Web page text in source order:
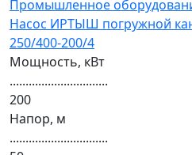
Насос ИРТЫШ погружной
250/400-200/4
Мощность, кВт
...............................
200
Напор, м
...............................